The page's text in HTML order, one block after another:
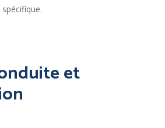
et